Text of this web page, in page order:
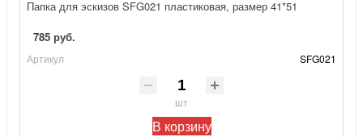
Папка для эскизов SFG021 пластиковая, размер 41*51
785 руб.
Артикул SFG021
шт
В корзину